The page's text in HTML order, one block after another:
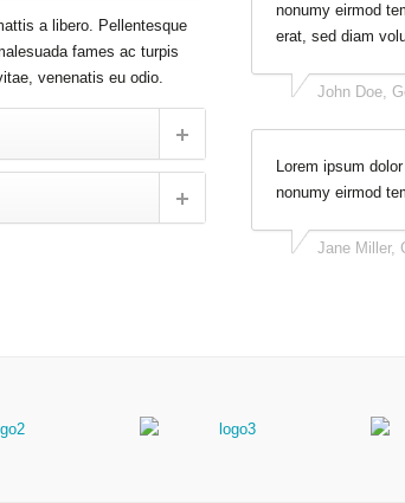
a libero. Pellentesque
fames ac turpis
venenatis eu odio.
nonumy eirmod
erat, sed diam
John Doe,
Lorem ipsum
nonumy eirmod
Jane Miller,